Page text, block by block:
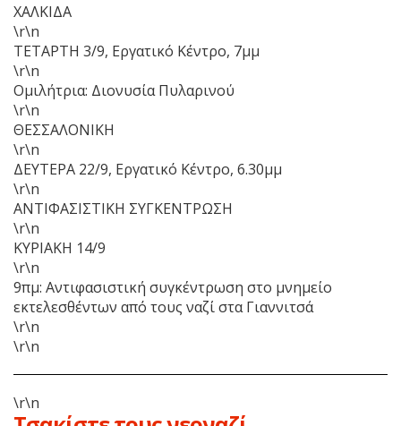
ΧΑΛΚΙΔΑ
\r\n
ΤΕΤΑΡΤΗ 3/9, Εργατικό Κέντρο, 7μμ
\r\n
Ομιλήτρια: Διονυσία Πυλαρινού
\r\n
ΘΕΣΣΑΛΟΝΙΚΗ
\r\n
ΔΕΥΤΕΡΑ 22/9, Εργατικό Κέντρο, 6.30μμ
\r\n
ΑΝΤΙΦΑΣΙΣΤΙΚΗ ΣΥΓΚΕΝΤΡΩΣΗ
\r\n
ΚΥΡΙΑΚΗ 14/9
\r\n
9πμ: Αντιφασιστική συγκέντρωση στο μνημείο
εκτελεσθέντων από τους ναζί στα Γιαννιτσά
\r\n
\r\n
\r\n